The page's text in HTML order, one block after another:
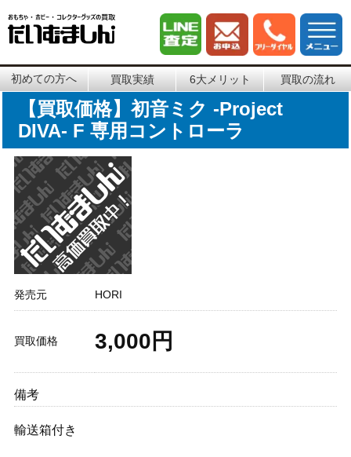
初めての方へ 買取実績 6大メリット 買取の流れ
【買取価格】初音ミク -Project
DIVA- F 専用コントローラ
発売元 HORI
買取価格 3,000円
備考
輸送箱付き